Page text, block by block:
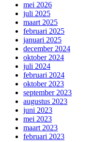
mei 2026
juli 2025
maart 2025
februari 2025
januari 2025
december 2024
oktober 2024
juli 2024
februari 2024
oktober 2023
september 2023
augustus 2023
juni 2023
mei 2023
maart 2023
februari 2023